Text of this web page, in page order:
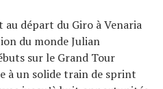
départ du Giro à Venaria
du monde Julian
sur le Grand Tour
à un solide train de sprint